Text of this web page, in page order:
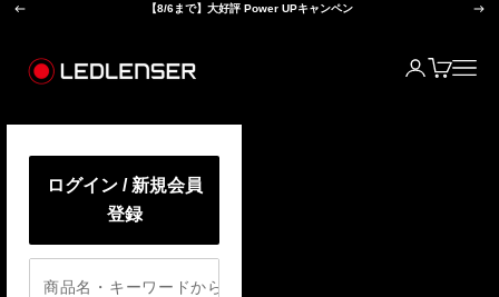
コンテンツへスキップ
前へ 【8/6まで】大好評 Power UPキャンペン 次へ
ログイン
カートメニ
ログイン / 新規会員
登録